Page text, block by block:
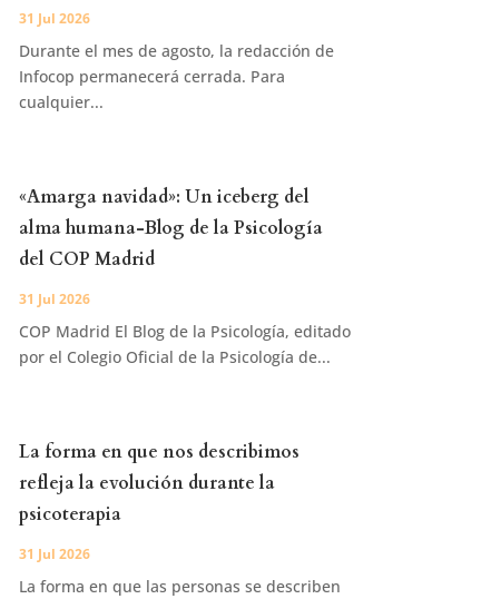
31 Jul 2026
Durante el mes de agosto, la redacción de
Infocop permanecerá cerrada. Para
cualquier...
«Amarga navidad»: Un iceberg del
alma humana-Blog de la Psicología
del COP Madrid
31 Jul 2026
COP Madrid El Blog de la Psicología, editado
por el Colegio Oficial de la Psicología de...
La forma en que nos describimos
refleja la evolución durante la
psicoterapia
31 Jul 2026
La forma en que las personas se describen